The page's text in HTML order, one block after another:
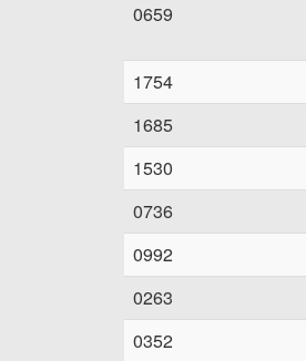
0659
1754
1685
1530
0736
0992
0263
0352